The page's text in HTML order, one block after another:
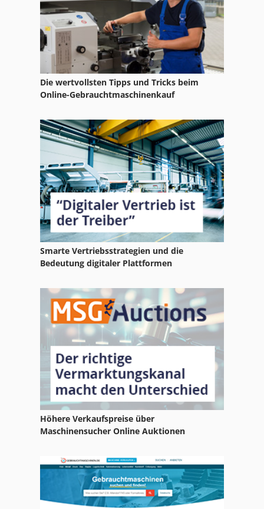
Gildemeister Ctx 510
Gildemeister Ctx 520 Linear
Gildemeister Drehmaschine
Gildemeister Gac
Gildemeister Gmx 400
Gildemeister Nef
Gildemeister Nef 1020
Gildemeister Nef 280
Gildemeister Nef 560
Gildemeister Nef 660
Gildemeister Nef 720
Gildemeister Nef Ct 60
Gildemeister Zyklendrehmaschine
Die wertvollsten Tipps und Tricks beim
Online-Gebrauchtmaschinenkauf
Smarte Vertriebsstrategien und die
Bedeutung digitaler Plattformen
Höhere Verkaufspreise über
Maschinensucher Online Auktionen